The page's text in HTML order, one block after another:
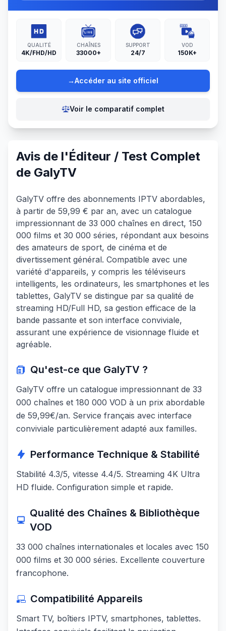
QUALITÉ
4K/FHD/HD
CHAÎNES
33000+
SUPPORT
24/7
VOD
150K+
→Accéder au site officiel
Voir le comparatif complet
Avis de l'Éditeur / Test Complet
de GalyTV
GalyTV offre des abonnements IPTV abordables,
à partir de 59,99 € par an, avec un catalogue
impressionnant de 33 000 chaînes en direct, 150
000 films et 30 000 séries, répondant aux besoins
des amateurs de sport, de cinéma et de
divertissement général. Compatible avec une
variété d'appareils, y compris les téléviseurs
intelligents, les ordinateurs, les smartphones et les
tablettes, GalyTV se distingue par sa qualité de
streaming HD/Full HD, sa gestion efficace de la
bande passante et son interface conviviale,
assurant une expérience de visionnage fluide et
agréable.
Qu'est-ce que GalyTV ?
GalyTV offre un catalogue impressionnant de 33
000 chaînes et 180 000 VOD à un prix abordable
de 59,99€/an. Service français avec interface
conviviale particulièrement adapté aux familles.
Performance Technique & Stabilité
Stabilité 4.3/5, vitesse 4.4/5. Streaming 4K Ultra
HD fluide. Configuration simple et rapide.
Qualité des Chaînes & Bibliothèque
VOD
33 000 chaînes internationales et locales avec 150
000 films et 30 000 séries. Excellente couverture
francophone.
Compatibilité Appareils
Smart TV, boîtiers IPTV, smartphones, tablettes.